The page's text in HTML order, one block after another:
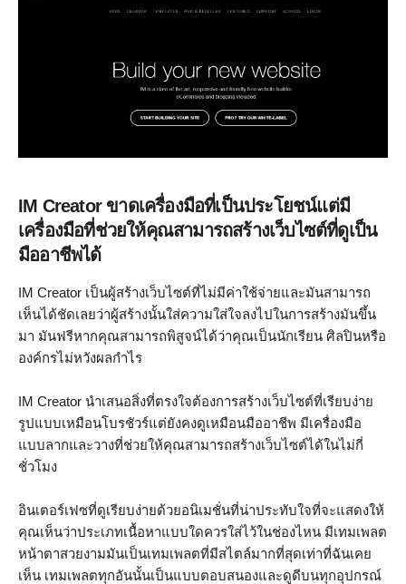
IM Creator ขาดเครื่องมือที่เป็นประโยชน์แต่มี
เครื่องมือที่ช่วยให้คุณสามารถสร้างเว็บไซต์ที่ดูเป็น
มืออาชีพได้
IM Creator เป็นผู้สร้างเว็บไซต์ที่ไม่มีค่าใช้จ่ายและมันสามารถ
เห็นได้ชัดเลยว่าผู้สร้างนั้นใส่ความใส่ใจลงไปในการสร้างมันขึ้น
มา มันฟรีหากคุณสามารถพิสูจน์ได้ว่าคุณเป็นนักเรียน ศิลปินหรือ
องค์กรไม่หวังผลกำไร
IM Creator นำเสนอสิ่งที่ตรงใจต้องการสร้างเว็บไซต์ที่เรียบง่าย
รูปแบบเหมือนโบรชัวร์แต่ยังคงดูเหมือนมืออาชีพ มีเครื่องมือ
แบบลากและวางที่ช่วยให้คุณสามารถสร้างเว็บไซต์ได้ในไม่กี่
ชั่วโมง
อินเตอร์เฟซที่ดูเรียบง่ายด้วยอนิเมชั่นที่น่าประทับใจที่จะแสดงให้
คุณเห็นว่าประเภทเนื้อหาแบบใดควรใส่ไว้ในช่องไหน มีเทมเพลต
หน้าตาสวยงามมันเป็นเทมเพลตที่มีสไตล์มากที่สุดเท่าที่ฉันเคย
เห็น เทมเพลตทุกอันนั้นเป็นแบบตอบสนองและดูดีบนทุกอุปกรณ์